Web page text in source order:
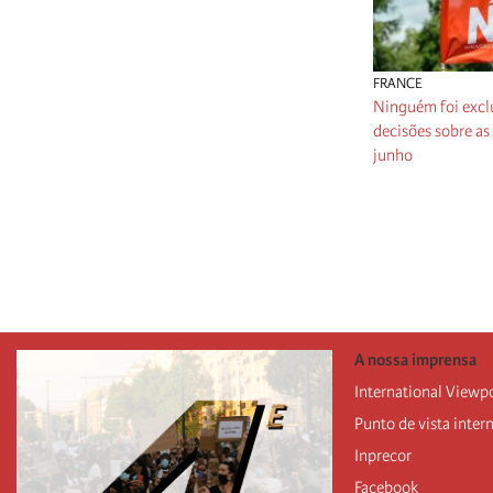
FRANCE
Ninguém foi
decisões sobre
junho
A nossa imprensa
International
Punto de vista
Inprecor
Facebook